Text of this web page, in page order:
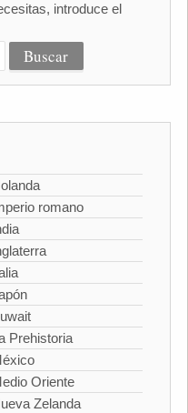
introduce el
romano
Prehistoria
Oriente
Zelanda